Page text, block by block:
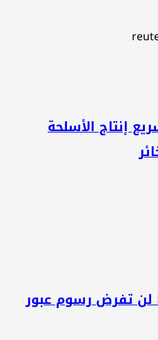
إنتاج الأسلحة
تفرض رسوم عبور